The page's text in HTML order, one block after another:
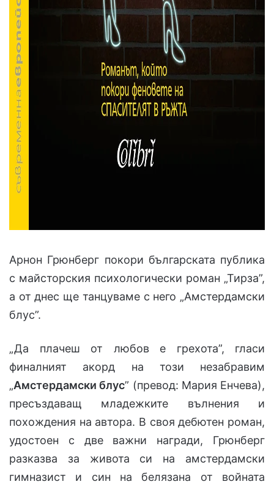
Арнон Грюнберг покори българската публика
с майсторския психологически роман „Тирза”,
а от днес ще танцуваме с него „Амстердамски
блус”.
„Да плачеш от любов е грехота”, гласи
финалният акорд на този незабравим
„Амстердамски блус” (превод: Мария Енчева),
пресъздаващ младежките вълнения и
похождения на автора. В своя дебютен роман,
удостоен с две важни награди, Грюнберг
разказва за живота си на амстердамски
гимназист и син на белязана от войната